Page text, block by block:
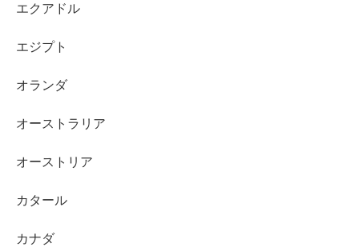
エクアドル
エジプト
オランダ
オーストラリア
オーストリア
カタール
カナダ